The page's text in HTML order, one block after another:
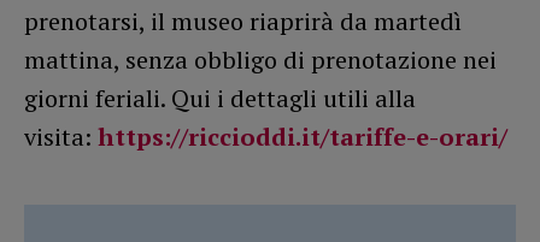
prenotarsi, il museo riaprirà da martedì
mattina, senza obbligo di prenotazione nei
giorni feriali. Qui i dettagli utili alla
visita: https://riccioddi.it/tariffe-e-orari/